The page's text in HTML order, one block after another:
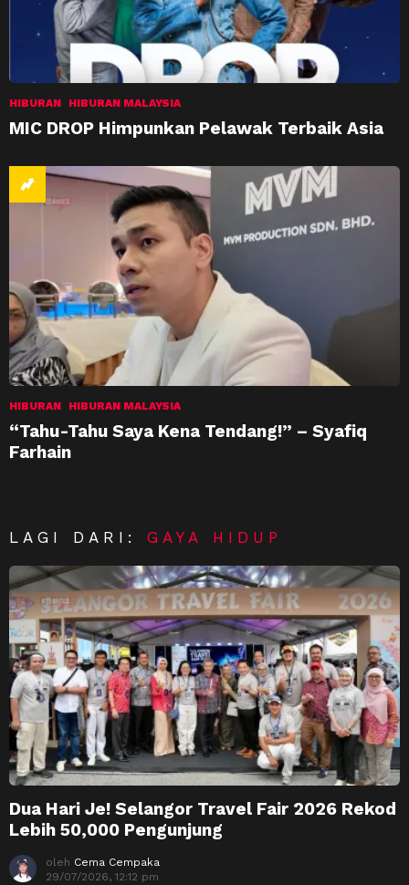
HIBURAN HIBURAN MALAYSIA
MIC DROP Himpunkan Pelawak Terbaik Asia
HIBURAN HIBURAN MALAYSIA
“Tahu-Tahu Saya Kena Tendang!” – Syafiq
Farhain
LAGI DARI:GAYA HIDUP
Dua Hari Je! Selangor Travel Fair 2026 Rekod
Lebih 50,000 Pengunjung
oleh Cema Cempaka
29/07/2026, 12:12 pm